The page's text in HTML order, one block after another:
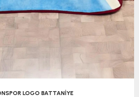
LOGO BATTANİYE